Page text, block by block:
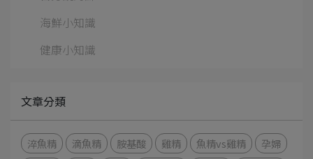
海鮮小知識
健康小知識
文章分類
淬魚精 滴魚精 胺基酸 雞精 魚精vs雞精
孕婦